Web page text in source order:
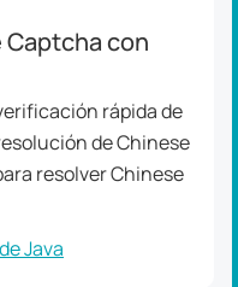
con
rápida de
de Chinese
resolver Chinese
Java